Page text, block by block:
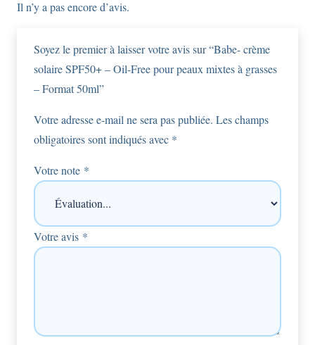
Il n’y a pas encore d’avis.
Soyez le premier à laisser votre avis sur “Babe- crème
solaire SPF50+ – Oil-Free pour peaux mixtes à grasses
– Format 50ml”
Votre adresse e-mail ne sera pas publiée. Les champs
obligatoires sont indiqués avec *
Votre note *
Votre avis *